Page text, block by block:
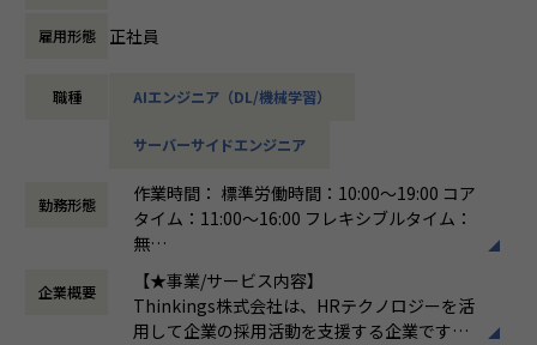
オープンに外部へ拡張し、
「攻める開発組織」へと進化させるため、新規事業プロダク
現在は、自社アセットを活用した新たなソリューションの探
索・検証（PoC）を進めている最中です。
この構想を技術面から具現化し、将来的には新たなサービス
としてスケールさせていくコアメンバーとして、シニアエン
ジニアを募集します。
■配属・チーム構成・フォロー体制
＜具体的な業務イメージ＞
現在はPoCフェーズのため、EMや先輩エンジニアと密にコミ
以下の業務を通じて「顧客の課題を解決する新しい仕組み
▼新規領域の設計および実装
全般フロントエンド、バックエンド、データモデリングな
ど、まずはご自身の得意な技術領域からスタートし、
徐々に幅を広げながらスピード感を持ってプロトタイプを形
にしていきます。
雇用形態 正社員
職種 AIエンジニア（DL/機械学習）
サーバーサイドエンジニア
勤務形態
作業時間： 標準労働時間：10:00～19:00 コア
タイム：11:00～16:00 フレキシブルタイム：
無
働き方：
フレックス制（コアタイムあり）
時間外労働の有無： 有（月平均15時間）
休憩時間： 60分
企業概要
【★事業/サービス内容】
Thinkings株式会社は、HRテクノロジーを活
用して企業の採用活動を支援する企業です。